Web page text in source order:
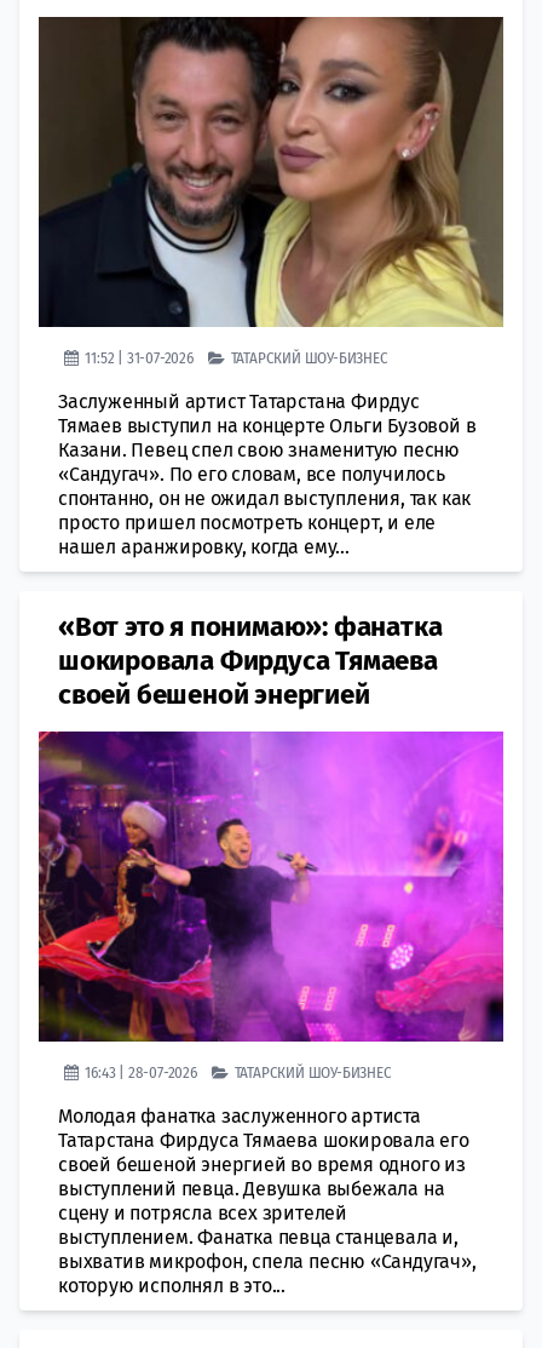
11:52 | 31-07-2026 ТАТАРСКИЙ ШОУ-БИЗНЕС
Заслуженный артист Татарстана Фирдус
Тямаев выступил на концерте Ольги Бузовой в
Казани. Певец спел свою знаменитую песню
«Сандугач». По его словам, все получилось
спонтанно, он не ожидал выступления, так как
просто пришел посмотреть концерт, и еле
нашел аранжировку, когда ему...
«Вот это я понимаю»: фанатка
шокировала Фирдуса Тямаева
своей бешеной энергией
16:43 | 28-07-2026 ТАТАРСКИЙ ШОУ-БИЗНЕС
Молодая фанатка заслуженного артиста
Татарстана Фирдуса Тямаева шокировала его
своей бешеной энергией во время одного из
выступлений певца. Девушка выбежала на
сцену и потрясла всех зрителей
выступлением. Фанатка певца станцевала и,
выхватив микрофон, спела песню «Сандугач»,
которую исполнял в это...